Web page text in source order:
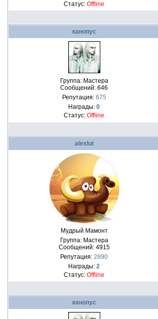
Статус: Offline
канопус
Группа: Мастера
Сообщений: 646
Репутация: 675
Награды: 0
Статус: Offline
alexlut
Мудрый Мамонт
Группа: Мастера
Сообщений: 4915
Репутация: 2890
Награды: 2
Статус: Offline
канопус